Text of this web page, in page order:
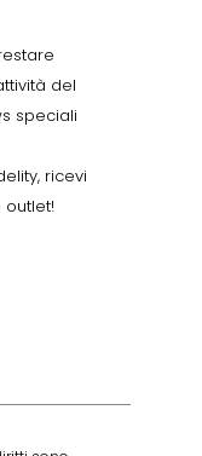
del
speciali
ricevi
outlet!